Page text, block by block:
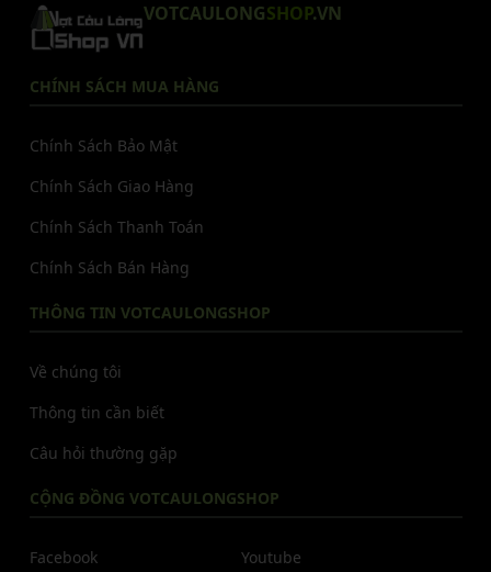
VOTCAULONGSHOP.VN
CHÍNH SÁCH MUA HÀNG
Chính Sách Bảo Mật
Chính Sách Giao Hàng
Chính Sách Thanh Toán
Chính Sách Bán Hàng
THÔNG TIN VOTCAULONGSHOP
Về chúng tôi
Thông tin cần biết
Câu hỏi thường gặp
CỘNG ĐỒNG VOTCAULONGSHOP
Facebook
Youtube